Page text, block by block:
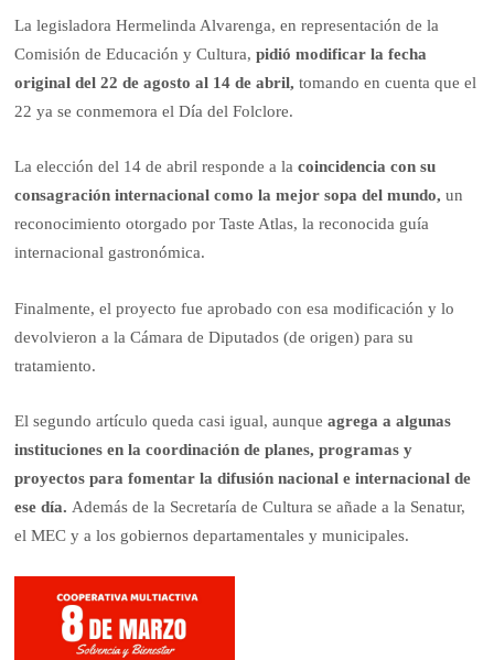
La legisladora Hermelinda Alvarenga, en representación de la
Comisión de Educación y Cultura, pidió modificar la fecha
original del 22 de agosto al 14 de abril, tomando en cuenta que el
22 ya se conmemora el Día del Folclore.
La elección del 14 de abril responde a lacoincidencia con su
consagración internacional como la mejor sopa del mundo, un
reconocimiento otorgado por Taste Atlas, la reconocida guía
internacional gastronómica.
Finalmente, el proyecto fue aprobado con esa modificación y lo
devolvieron a la Cámara de Diputados (de origen) para su
tratamiento.
El segundo artículo queda casi igual, aunqueagrega a algunas
instituciones en la coordinación de planes, programas y
proyectos para fomentar la difusión nacional e internacional de
ese día. Además de la Secretaría de Cultura se añade a la Senatur,
el MEC y a los gobiernos departamentales y municipales.